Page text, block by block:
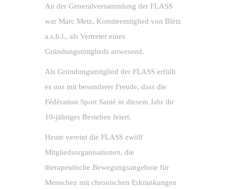
An der Generalversammlung der FLASS
war Marc Metz, Komiteemitglied von Blëtz
a.s.b.l., als Vertreter eines
Gründungsmitglieds anwesend.
Als Gründungsmitglied der FLASS erfüllt
es uns mit besonderer Freude, dass die
Fédération Sport Santé in diesem Jahr ihr
10-jähriges Bestehen feiert.
Heute vereint die FLASS zwölf
Mitgliedsorganisationen, die
therapeutische Bewegungsangebote für
Menschen mit chronischen Erkrankungen